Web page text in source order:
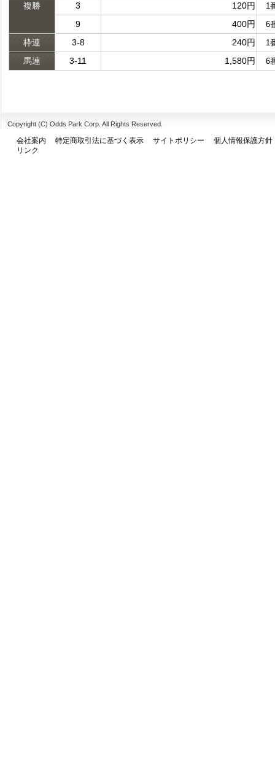
複勝 3 120円 1
9 400円 6
枠連 3-8 240円 1
馬連 3-11 1,580円 6
Copyright (C) Odds Park Corp. All Rights Reserved.
会社案内 特定商取引法に基づく表示 サイトポリシー
個人情報保護方針
リンク